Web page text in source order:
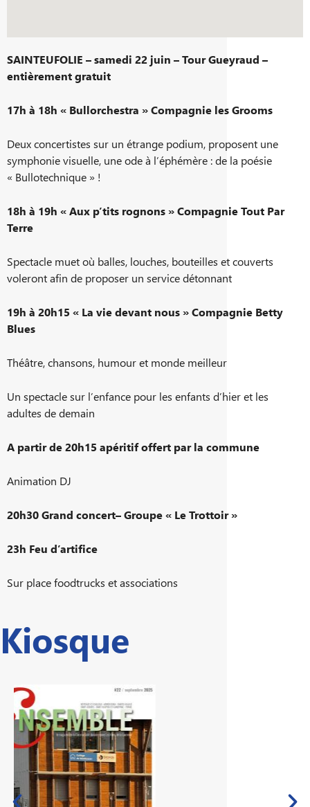
SAINTEUFOLIE – samedi 22 juin – Tour Gueyraud –
entièrement gratuit
17h à 18h « Bullorchestra » Compagnie les Grooms
Deux concertistes sur un étrange podium, proposent une
symphonie visuelle, une ode à l’éphémère : de la poésie
« Bullotechnique » !
18h à 19h « Aux p’tits rognons » Compagnie Tout Par
Terre
Spectacle muet où balles, louches, bouteilles et couverts
voleront afin de proposer un service détonnant
19h à 20h15 « La vie devant nous » Compagnie Betty
Blues
Théâtre, chansons, humour et monde meilleur
Un spectacle sur l’enfance pour les enfants d’hier et les
adultes de demain
A partir de 20h15 apéritif offert par la commune
Animation DJ
20h30 Grand concert– Groupe « Le Trottoir »
23h Feu d’artifice
Sur place foodtrucks et associations
Kiosque